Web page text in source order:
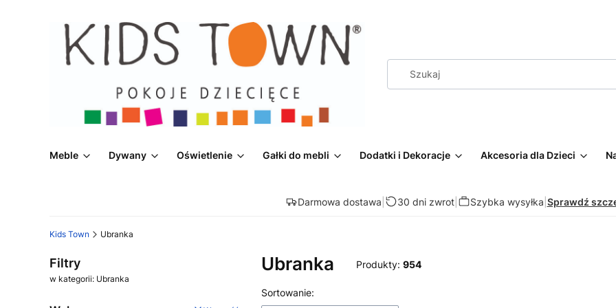
Meble Dywany Oświetlenie Gałki do mebli Dodatki i Dekoracje Akcesoria dla Dzieci
Darmowa dostawa 30 dni zwrot| Szybka wysyłka Sprawdź
Kids Town Ubranka
Filtry
w kategorii: Ubranka
Ubranka Produkty: 954
Lista produktów
Sortowanie: